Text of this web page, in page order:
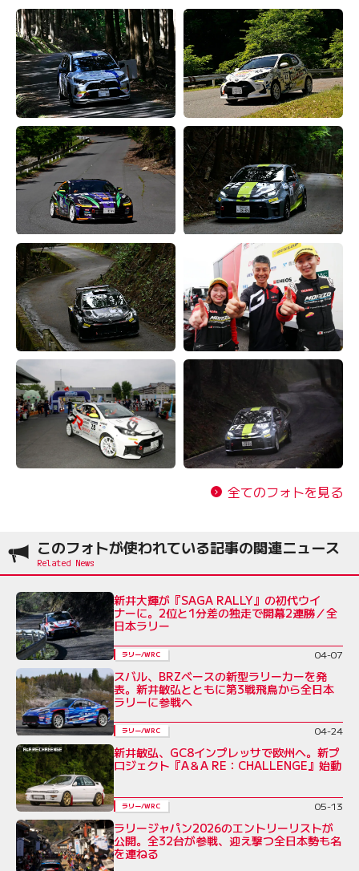
全てのフォトを見る
このフォトが使われている記事の関連ニュース
新井大輝が『SAGA RALLY』の初代ウイ
ナーに。2位と1分差の独走で開幕2連勝／全
日本ラリー
ラリー/WRC 04-07
スバル、BRZベースの新型ラリーカーを発
表。新井敏弘とともに第3戦飛鳥から全日本
ラリーに参戦へ
ラリー/WRC 04-24
新井敏弘、GC8インプレッサで欧州へ。新プ
ロジェクト『A＆A RE：CHALLENGE』始動
ラリー/WRC 05-13
ラリージャパン2026のエントリーリストが
公開。全32台が参戦、迎え撃つ全日本勢も名
を連ねる